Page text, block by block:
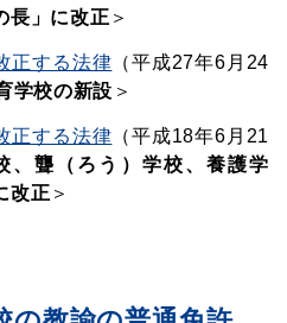
長」に改正 ＞
正する法律 （平成27年6月24
学校の新設 ＞
正する法律 （平成18年6月21
、聾（ろう）学校、養護学
改正 ＞